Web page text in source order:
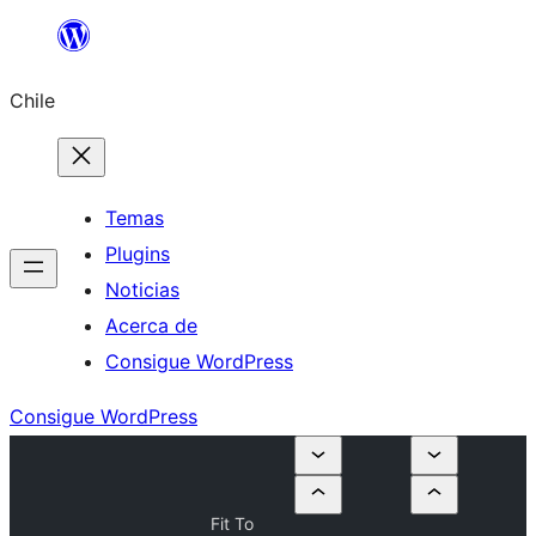
Saltar
contenido
Chile
Temas
Plugins
Noticias
Acerca de
Consigue WordPress
Consigue WordPress
Fit To